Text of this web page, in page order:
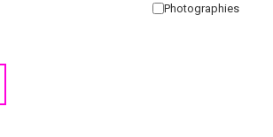
Photographies